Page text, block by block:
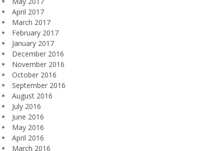
April 2017
March 2017
February 2017
January 2017
December 2016
November 2016
October 2016
September 2016
August 2016
July 2016
June 2016
May 2016
April 2016
March 2016